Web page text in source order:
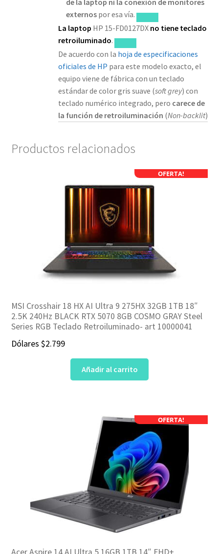
de la laptop ni la conexión de monitores
externospor esa vía.
La laptop HP 15-FD0127DX no tiene teclado
retroiluminado.
De acuerdo con la hoja de especificaciones
oficiales de HP para este modelo exacto, el
equipo viene de fábrica con un teclado
estándar de color gris suave (soft grey) con
teclado numérico integrado, pero carece de
la función de retroiluminación (Non-backlit)
Productos relacionados
OFERTA!
MSI Crosshair 18 HX AI Ultra 9 275HX 32GB 1TB 18″
2.5K 240Hz BLACK RTX 5070 8GB COSMO GRAY Steel
Series RGB Teclado Retroiluminado- art 10000041
Dólares $2.799
Añadir al carrito
OFERTA!